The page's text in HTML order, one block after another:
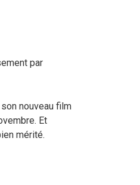
par
nouveau film
Et
mérité.